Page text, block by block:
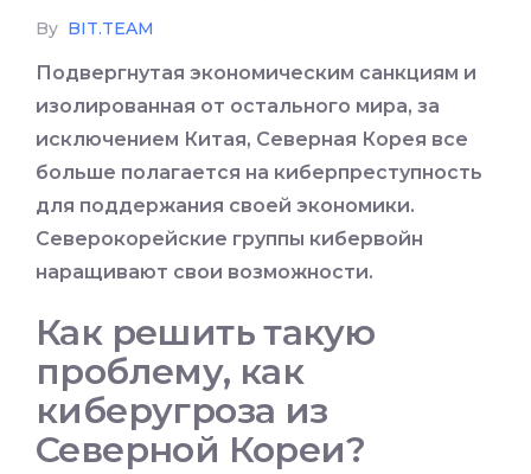
By BIT.TEAM
Подвергнутая экономическим санкциям и
изолированная от остального мира, за
исключением Китая, Северная Корея все
больше полагается на киберпреступность
для поддержания своей экономики.
Северокорейские группы кибервойн
наращивают свои возможности.
Как решить такую
проблему, как
киберугроза из
Северной Кореи?